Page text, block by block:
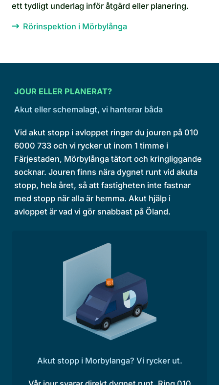
ett tydligt underlag inför åtgärd eller planering.
Rörinspektion i Mörbylånga
JOUR ELLER PLANERAT?
Akut eller schemalagt, vi hanterar båda
Vid akut stopp i avloppet ringer du jouren på 010
6000 733 och vi rycker ut inom 1 timme i
Färjestaden, Mörbylånga tätort och kringliggande
socknar. Jouren finns nära dygnet runt vid akuta
stopp, hela året, så att fastigheten inte fastnar
med stopp när alla är hemma. Akut hjälp i
avloppet är vad vi gör snabbast på Öland.
Akut stopp i Morbylanga? Vi rycker ut.